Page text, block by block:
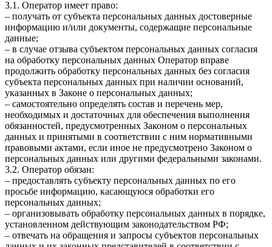
3.1. Оператор имеет право:
– получать от субъекта персональных данных достоверные
информацию и/или документы, содержащие персональные
данные;
– в случае отзыва субъектом персональных данных согласия
на обработку персональных данных Оператор вправе
продолжить обработку персональных данных без согласия
субъекта персональных данных при наличии оснований,
указанных в Законе о персональных данных;
– самостоятельно определять состав и перечень мер,
необходимых и достаточных для обеспечения выполнения
обязанностей, предусмотренных Законом о персональных
данных и принятыми в соответствии с ним нормативными
правовыми актами, если иное не предусмотрено Законом о
персональных данных или другими федеральными законами.
3.2. Оператор обязан:
– предоставлять субъекту персональных данных по его
просьбе информацию, касающуюся обработки его
персональных данных;
– организовывать обработку персональных данных в порядке,
установленном действующим законодательством РФ;
– отвечать на обращения и запросы субъектов персональных